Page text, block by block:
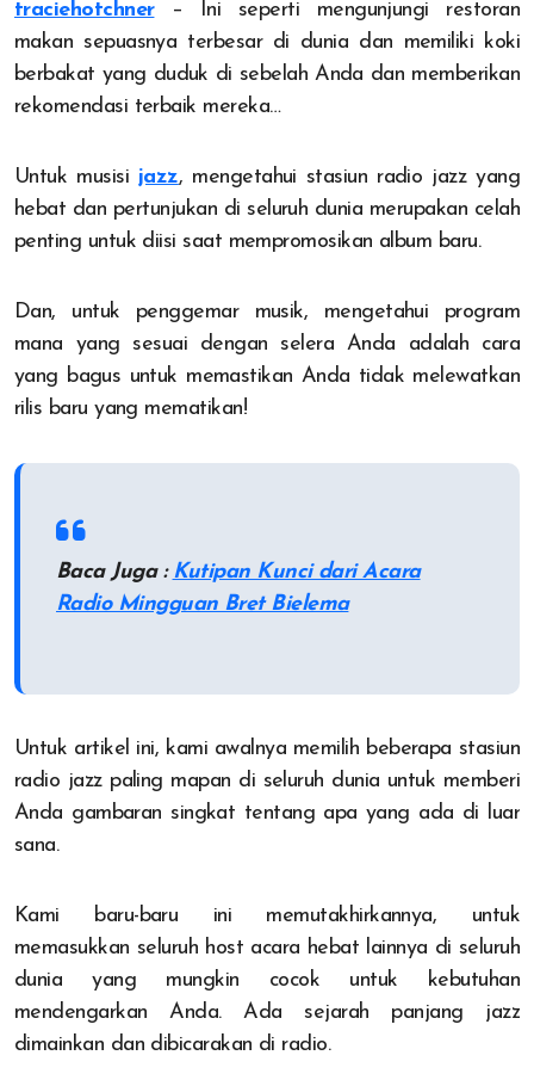
traciehotchner– Ini seperti mengunjungi restoran
makan sepuasnya terbesar di dunia dan memiliki koki
berbakat yang duduk di sebelah Anda dan memberikan
rekomendasi terbaik mereka…
Untuk musisijazz, mengetahui stasiun radio jazz yang
hebat dan pertunjukan di seluruh dunia merupakan celah
penting untuk diisi saat mempromosikan album baru.
Dan, untuk penggemar musik, mengetahui program
mana yang sesuai dengan selera Anda adalah cara
yang bagus untuk memastikan Anda tidak melewatkan
rilis baru yang mematikan!
Baca Juga : Kutipan Kunci dari Acara
Radio Mingguan Bret Bielema
Untuk artikel ini, kami awalnya memilih beberapa stasiun
radio jazz paling mapan di seluruh dunia untuk memberi
Anda gambaran singkat tentang apa yang ada di luar
sana.
Kami baru-baru ini memutakhirkannya, untuk
memasukkan seluruh host acara hebat lainnya di seluruh
dunia yang mungkin cocok untuk kebutuhan
mendengarkan Anda. Ada sejarah panjang jazz
dimainkan dan dibicarakan di radio.